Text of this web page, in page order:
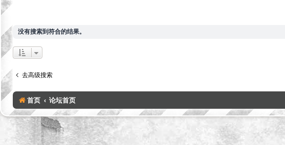
没有搜索到符合的结果。
去高级搜索
首页 论坛首页